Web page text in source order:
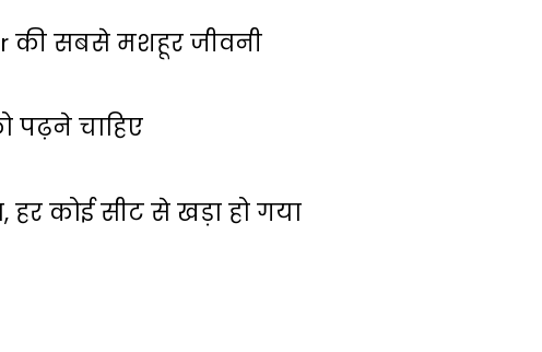
की सबसे मशहूर जीवनी
पढ़ने चाहिए
कोई सीट से खड़ा हो गया